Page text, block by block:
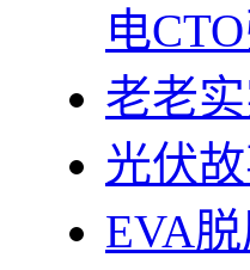
电
老老
光伏
EVA